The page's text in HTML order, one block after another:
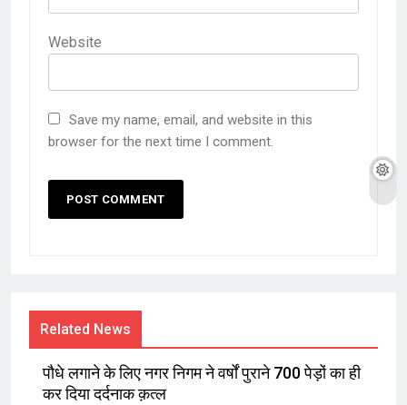
Website
Save my name, email, and website in this
browser for the next time I comment.
Related News
पौधे लगाने के लिए नगर निगम ने वर्षों पुराने 700 पेड़ों का ही
कर दिया दर्दनाक क़त्ल